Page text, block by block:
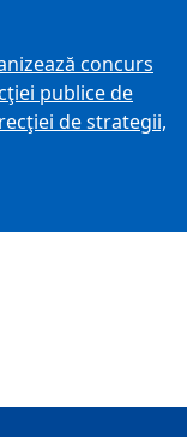
concurs
publice de
de strategii,